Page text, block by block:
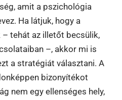
amit a pszichológia
Ha látjuk, hogy a
tehát az illetőt becsülik,
–, akkor mi is
a stratégiát választani. A
bizonyítékot
nem egy ellenséges hely,